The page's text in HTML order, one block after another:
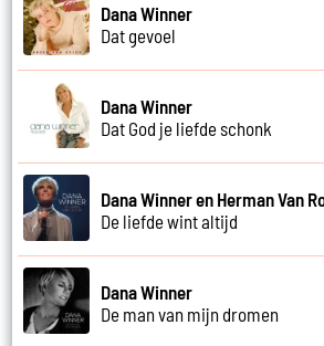
Dana Winner
Dat gevoel
Dana Winner
Dat God je liefde schonk
Dana Winner en Herman Van
De liefde wint altijd
Dana Winner
De man van mijn dromen